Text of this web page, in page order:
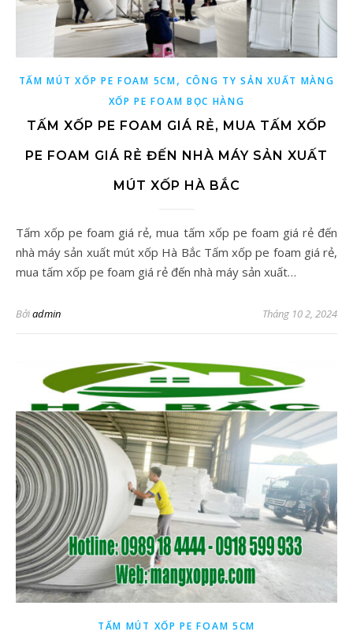
TẤM MÚT XỐP PE FOAM 5CM, CÔNG TY SẢN XUẤT MÀNG
XỐP PE FOAM BỌC HÀNG
TẤM XỐP PE FOAM GIÁ RẺ, MUA TẤM XỐP
PE FOAM GIÁ RẺ ĐẾN NHÀ MÁY SẢN XUẤT
MÚT XỐP HÀ BẮC
Tấm xốp pe foam giá rẻ, mua tấm xốp pe foam giá rẻ đến
nhà máy sản xuất mút xốp Hà Bắc Tấm xốp pe foam giá rẻ,
mua tấm xốp pe foam giá rẻ đến nhà máy sản xuất…
Bởiadmin Tháng 10 2, 2024
TẤM MÚT XỐP PE FOAM 5CM